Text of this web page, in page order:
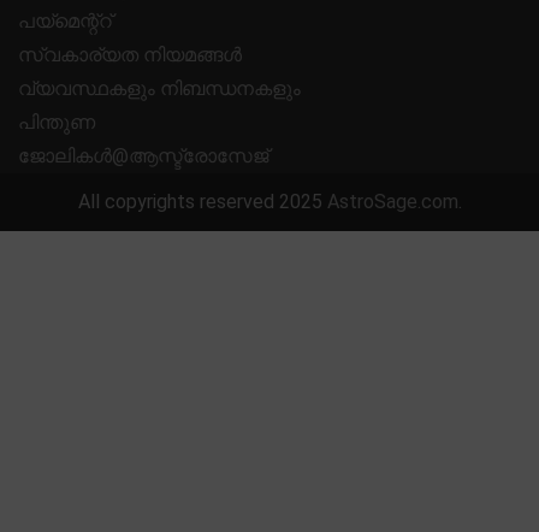
പയ്മെന്റ്റ്
സ്വകാര്യത നിയമങ്ങൾ
വ്യവസ്ഥകളും നിബന്ധനകളും
പിന്തുണ
ജോലികൾ@ആസ്ട്രോസേജ്
All copyrights reserved 2025 AstroSage.com.